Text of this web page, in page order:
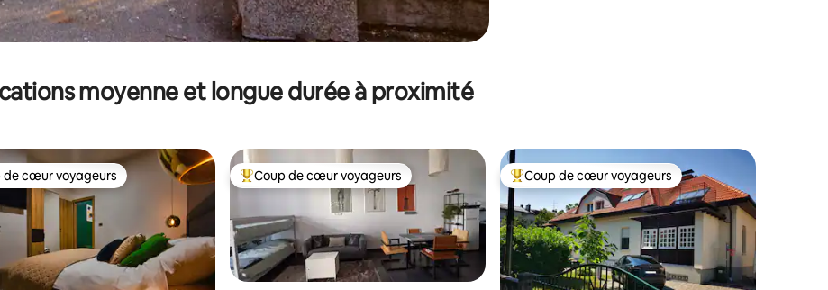
moyenne et longue durée à proximité
de cœur voyageurs
de cœur voyageurs Coups de cœur voyageurs les plus appréciés
Coup de cœur voyageurs Coups de cœur voyageurs les plus appréciés
Coup de cœur voyageurs